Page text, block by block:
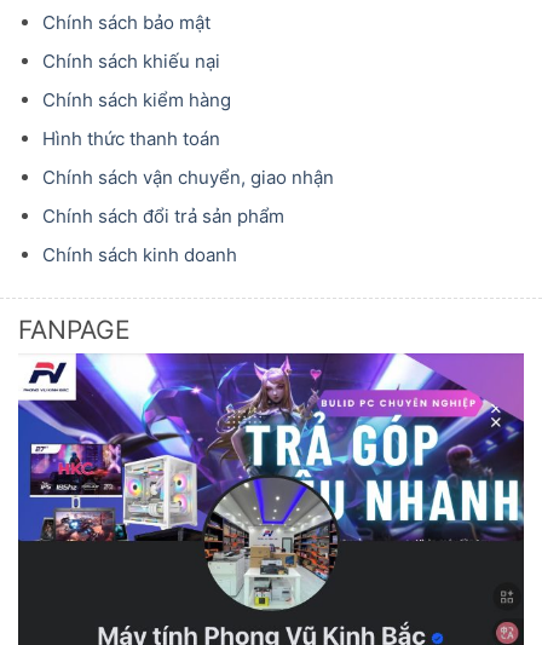
Chính sách bảo mật
Chính sách khiếu nại
Chính sách kiểm hàng
Hình thức thanh toán
Chính sách vận chuyển, giao nhận
Chính sách đổi trả sản phẩm
Chính sách kinh doanh
FANPAGE